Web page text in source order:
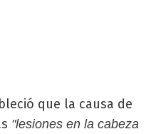
que la causa de
"lesiones en la cabeza